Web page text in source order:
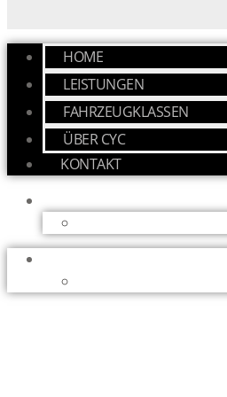
HOME
LEISTUNGEN
FAHRZEUGKLASSEN
ÜBER CYC
KONTAKT